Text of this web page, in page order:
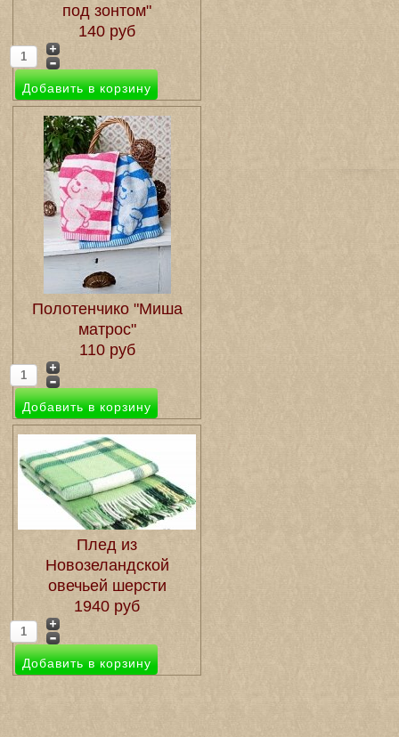
под зонтом"
140 руб
Полотенчико "Миша
матрос"
110 руб
Плед из
Новозеландской
овечьей шерсти
1940 руб